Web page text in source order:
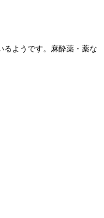
るようです。麻酔薬・薬な